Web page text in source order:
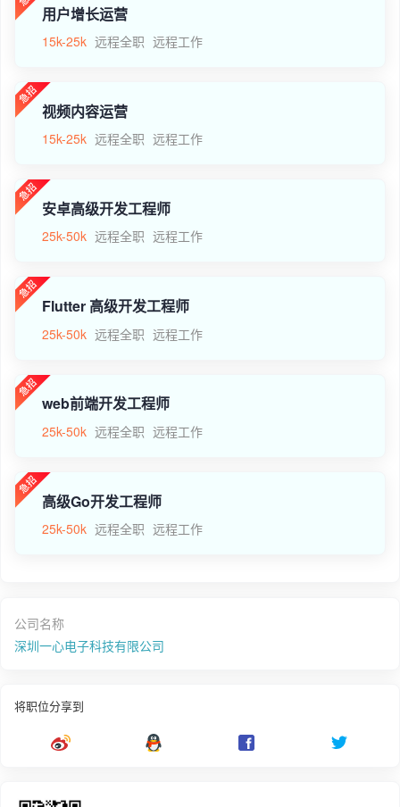
用户增长运营
15k-25k 远程全职 远程工作
视频内容运营
15k-25k 远程全职 远程工作
安卓高级开发工程师
25k-50k 远程全职 远程工作
Flutter 高级开发工程师
25k-50k 远程全职 远程工作
web前端开发工程师
25k-50k 远程全职 远程工作
高级Go开发工程师
25k-50k 远程全职 远程工作
公司名称
深圳一心电子科技有限公司
将职位分享到